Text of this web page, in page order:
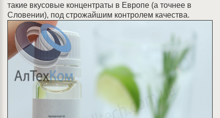
такие вкусовые концентраты в Европе (а точнее в
Словении), под строжайшим контролем качества.